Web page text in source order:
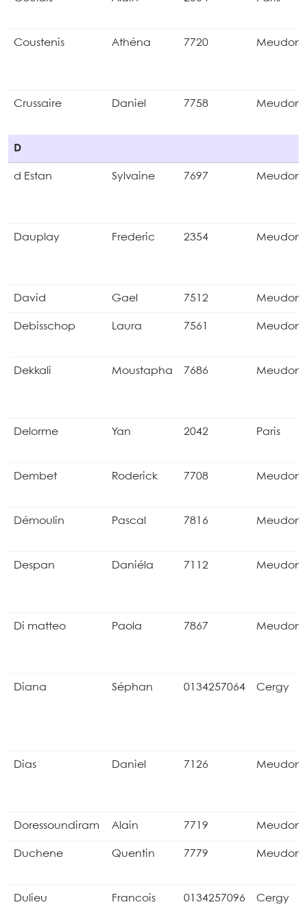
Coustenis Athéna 7720 Meudon
Crussaire Daniel 7758 Meudon
D
d Estan Sylvaine 7697 Meudon
Dauplay Frederic 2354 Meudon
David Gael 7512 Meudon
Debisschop Laura 7561 Meudon
Dekkali Moustapha 7686 Meudon
Delorme Yan 2042 Paris
Dembet Roderick 7708 Meudon
Démoulin Pascal 7816 Meudon
Despan Daniéla 7112 Meudon
Di matteo Paola 7867 Meudon
Diana Séphan 0134257064 Cergy
Dias Daniel 7126 Meudon
Doressoundiram Alain 7719 Meudon
Duchene Quentin 7779 Meudon
Dulieu Francois 0134257096 Cergy